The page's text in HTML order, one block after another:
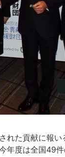
れた貢献に報
年度は全国49